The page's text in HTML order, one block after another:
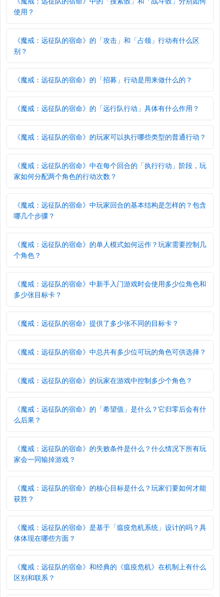
使用？
《魔戒：远征队的宿命》的「攻击」和「占领」行动有什么区
别？
《魔戒：远征队的宿命》的「招募」行动是用来做什么的？
《魔戒：远征队的宿命》的「远行队行动」具体有什么作用？
《魔戒：远征队的宿命》的玩家可以执行哪些类型的普通行动？
《魔戒：远征队的宿命》中在每个回合的「执行行动」阶段，玩
家如何分配两个角色的行动次数？
《魔戒：远征队的宿命》中玩家回合的基本结构是怎样的？包含
哪几个步骤？
《魔戒：远征队的宿命》的单人模式如何运作？玩家需要控制几
个角色？
《魔戒：远征队的宿命》中新手入门游戏时会使用多少位角色和
多少张目标卡？
《魔戒：远征队的宿命》提供了多少张不同的目标卡？
《魔戒：远征队的宿命》中总共有多少位可玩的角色可供选择？
《魔戒：远征队的宿命》的玩家在游戏中控制多少个角色？
《魔戒：远征队的宿命》的「希望值」是什么？它归零后会有什
么后果？
《魔戒：远征队的宿命》的失败条件是什么？什么情况下所有玩
家会一同输掉游戏？
《魔戒：远征队的宿命》的核心目标是什么？玩家们要如何才能
获胜？
《魔戒：远征队的宿命》是基于「瘟疫危机系统」设计的吗？具
体体现在哪些方面？
《魔戒：远征队的宿命》和经典的《瘟疫危机》在机制上有什么
区别和联系？